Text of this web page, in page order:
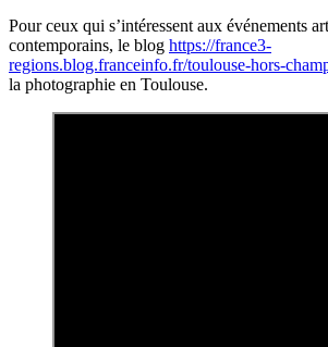
Pour ceux qui s’intéressent aux événements
contemporains, le blog https://france3-
regions.blog.franceinfo.fr/toulouse-hors-
la photographie en Toulouse.